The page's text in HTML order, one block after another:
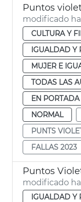
Puntos
modificado
CULTURA Y
IGUALDAD Y
MUJER E
TODAS LAS
EN PORTADA
NORMAL
PUNTS
FALLAS 2023
Puntos
modificado
IGUALDAD Y